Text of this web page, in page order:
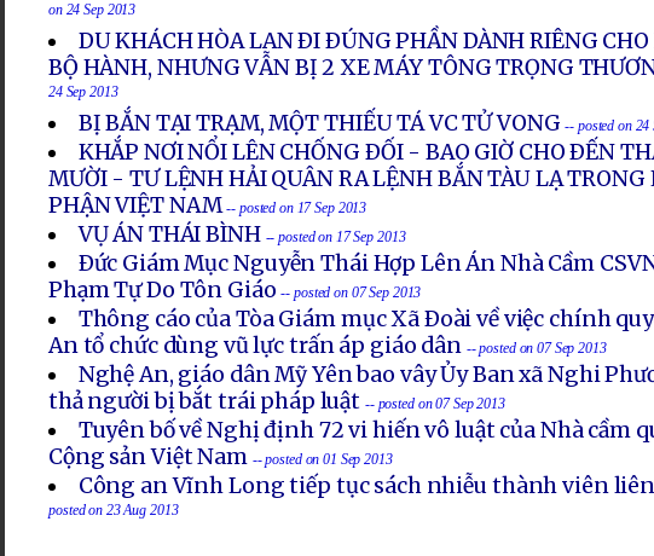
on 24 Sep 2013
DU KHÁCH HÒA LAN ÐI ÐÚNG PHẦN DÀNH RIÊNG
BỘ HÀNH, NHƯNG VẪN BỊ 2 XE MÁY TÔNG TRỌNG
24 Sep 2013
BỊ BẮN TẠI TRẠM, MỘT THIẾU TÁ VC TỬ VONG -- posted on 24
KHẮP NƠI NỔI LÊN CHỐNG ÐỐI - BAO GIỜ CHO ÐẾN
MƯỜI - TƯ LỆNH HẢI QUÂN RA LỆNH BẮN TÀU LẠ TRONG
PHẬN VIỆT NAM-- posted on 17 Sep 2013
VỤ ÁN THÁI BÌNH -- posted on 17 Sep 2013
Ðức Giám Mục Nguyễn Thái Hợp Lên Án Nhà Cầm
Phạm Tự Do Tôn Giáo -- posted on 07 Sep 2013
Thông cáo của Tòa Giám mục Xã Ðoài về việc chính
An tổ chức dùng vũ lực trấn áp giáo dân -- posted on 07 Sep 2013
Nghệ An, giáo dân Mỹ Yên bao vây Ủy Ban xã Nghi
thả người bị bắt trái pháp luật -- posted on 07 Sep 2013
Tuyên bố về Nghị định 72 vi hiến vô luật của Nhà cầm
Cộng sản Việt Nam -- posted on 01 Sep 2013
Công an Vĩnh Long tiếp tục sách nhiễu thành viên
posted on 23 Aug 2013